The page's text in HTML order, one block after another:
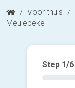
/ Voor thuis /
Meulebeke
Step 1/6